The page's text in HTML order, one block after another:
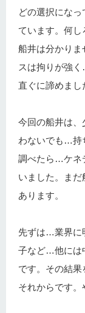
どの選択にな
ています。何
船井は分かりま
スは拘りが強
直ぐに諦めまし
今回の船井は
わないでも…持
調べたら…ケネ
いました。ま
あります。
先ずは…業界に
子など…他には
です。その結果
それからです。